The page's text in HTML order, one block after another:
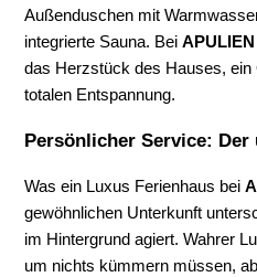
Außenduschen mit
integrierte Sauna. BeiAPULIEN
das Herzstück des Hauses, ein
totalen Entspannung.
Persönlicher Service:
Was ein Luxus Ferienhaus bei
gewöhnlichen Unterkunft
im Hintergrund agiert. Wahrer
um nichts kümmern müssen,